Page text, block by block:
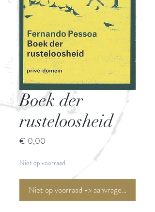
Boek der
rusteloosheid
€ 0,00
Niet op voorraad
Niet op voorraad -> aanvragen <-